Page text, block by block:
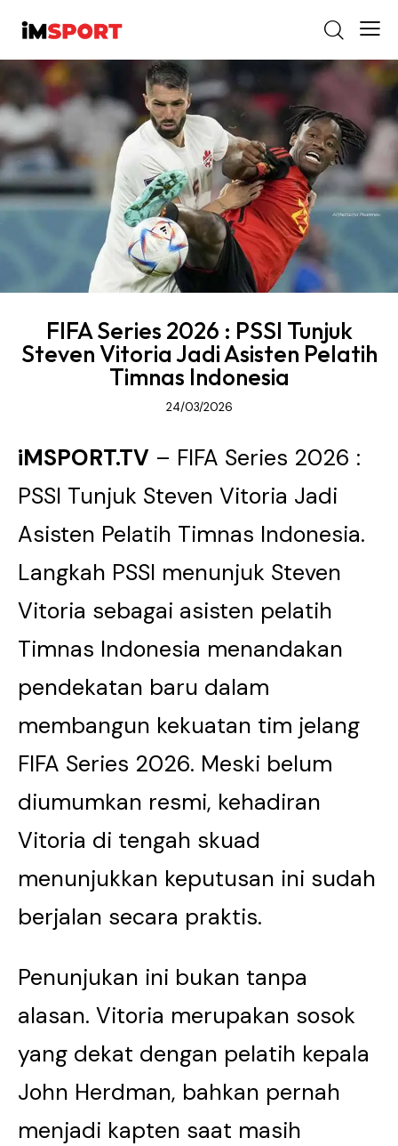
FIFA Series 2026 : PSSI Tunjuk
Steven Vitoria Jadi Asisten Pelatih
Timnas Indonesia
24/03/2026
iMSPORT.TV – FIFA Series 2026 :
PSSI Tunjuk Steven Vitoria Jadi
Asisten Pelatih Timnas Indonesia.
Langkah PSSI menunjuk Steven
Vitoria sebagai asisten pelatih
Timnas Indonesia menandakan
pendekatan baru dalam
membangun kekuatan tim jelang
FIFA Series 2026. Meski belum
diumumkan resmi, kehadiran
Vitoria di tengah skuad
menunjukkan keputusan ini sudah
berjalan secara praktis.
Penunjukan ini bukan tanpa
alasan. Vitoria merupakan sosok
yang dekat dengan pelatih kepala
John Herdman, bahkan pernah
menjadi kapten saat masih